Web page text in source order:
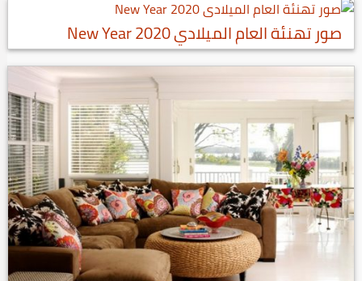
صور تهنئة العام الميلادي 2020 New Year